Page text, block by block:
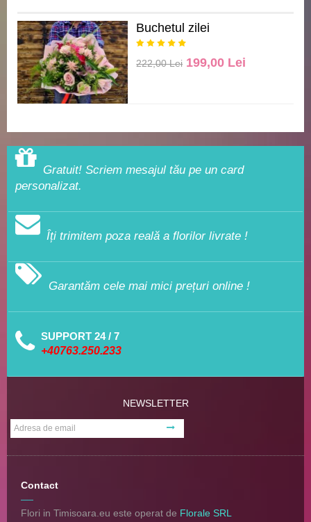
Buchetul zilei
222,00 Lei 199,00 Lei
Gratuit! Scriem mesajul tău pe un card
personalizat.
Îți trimitem poza reală a florilor livrate !
Garantăm cele mai mici prețuri online !
SUPPORT 24 / 7
+40763.250.233
NEWSLETTER
Contact
Flori in Timisoara.eu este operat de Florale SRL